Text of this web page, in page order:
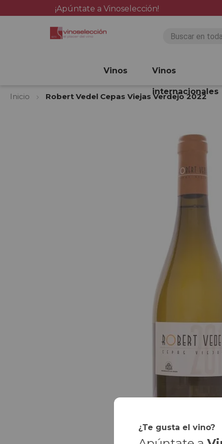
¡Apúntate a Vinoselección!
Vinos Vinos
internacionales
Inicio
Robert Vedel Cepas Viejas Verdejo 2022
¿Te gusta el vino?